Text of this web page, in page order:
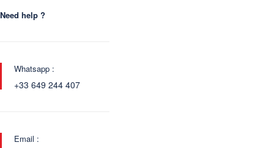
Need help ?
Whatsapp :
+33 649 244 407
Email :